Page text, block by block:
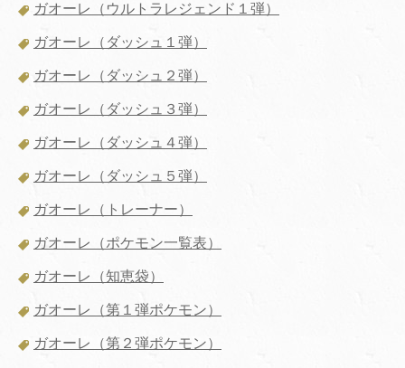
ガオーレ（ウルトラレジェンド１弾）
ガオーレ（ダッシュ１弾）
ガオーレ（ダッシュ２弾）
ガオーレ（ダッシュ３弾）
ガオーレ（ダッシュ４弾）
ガオーレ（ダッシュ５弾）
ガオーレ（トレーナー）
ガオーレ（ポケモン一覧表）
ガオーレ（知恵袋）
ガオーレ（第１弾ポケモン）
ガオーレ（第２弾ポケモン）